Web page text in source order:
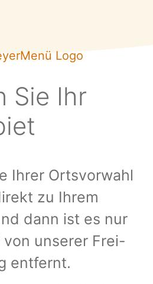
Sie Ihr
Ihrer Ortsvorwahl
zu Ihrem
dann ist es nur
unserer Frei-
entfernt.